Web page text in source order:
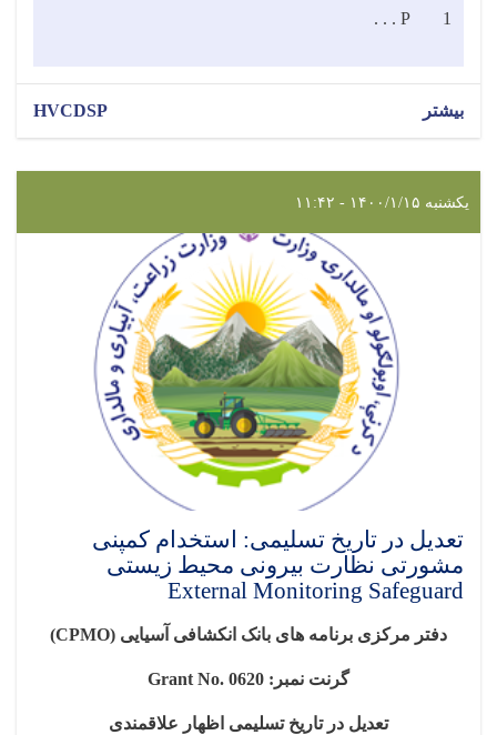
1
P . . .
بیشتر HVCDSP
یکشنبه ۱۴۰۰/۱/۱۵ - ۱۱:۴۲
تعدیل در تاریخ تسلیمی: استخدام کمپنی
مشورتی نظارت بیرونی محیط زیستی
External Monitoring Safeguard
دفتر مرکزی برنامه های بانک انکشافی آسیایی (CPMO)
گرنت نمبر: Grant No. 0620
تعدیل در تاریخ تسلیمی اظهار علاقمندی